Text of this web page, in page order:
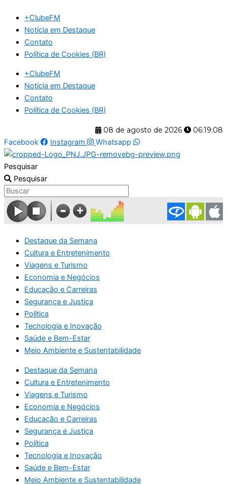
para
conteúdo
+ClubeFM
Notícia em Destaque
Contato
Política de Cookies (BR)
+ClubeFM
Notícia em Destaque
Contato
Política de Cookies (BR)
08 de agosto de 2026
06:19:08
Facebook
Instagram Whatsapp
Pesquisar
Pesquisar
Destaque da Semana
Cultura e Entretenimento
Viagens e Turismo
Economia e Negócios
Educação e Carreiras
Segurança e Justiça
Política
Tecnologia e Inovação
Saúde e Bem-Estar
Meio Ambiente e Sustentabilidade
Destaque da Semana
Cultura e Entretenimento
Viagens e Turismo
Economia e Negócios
Educação e Carreiras
Segurança e Justiça
Política
Tecnologia e Inovação
Saúde e Bem-Estar
Meio Ambiente e Sustentabilidade